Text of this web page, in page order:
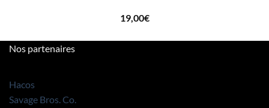
19,00€
Nos partenaires
Hacos
Savage Bros. Co.